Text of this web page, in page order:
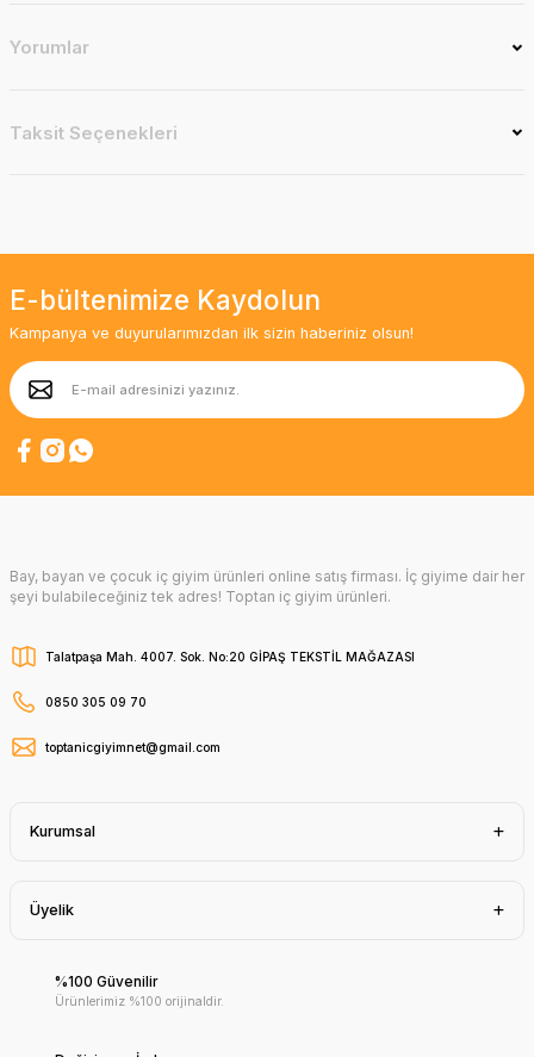
Yorumlar
Taksit Seçenekleri
E-bültenimize Kaydolun
Kampanya ve duyurularımızdan ilk sizin haberiniz olsun!
Bay, bayan ve çocuk iç giyim ürünleri online satış firması. İç giyime dair her
şeyi bulabileceğiniz tek adres! Toptan iç giyim ürünleri.
Talatpaşa Mah. 4007. Sok. No:20 GİPAŞ TEKSTİL MAĞAZASI
0850 305 09 70
toptanicgiyimnet@gmail.com
Kurumsal
Üyelik
%100 Güvenilir
Ürünlerimiz %100 orijinaldir.